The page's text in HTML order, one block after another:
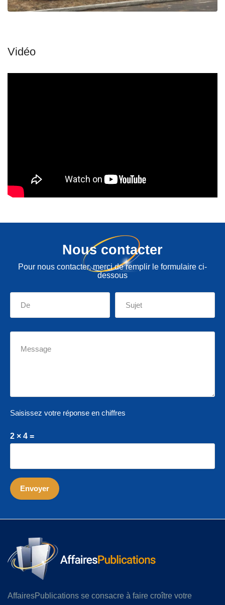
Nous contacter
Pour nous contacter, merci de remplir le formulaire ci-
dessous
Saisissez votre réponse en chiffres
2 × 4 =
AffairesPublications se consacre à faire croître votre